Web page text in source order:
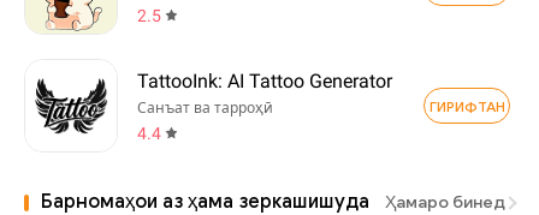
2.5
TattooInk: AI Tattoo Generator
Санъат ва тарроҳӣ
4.4
ГИРИФТАН
Барномаҳои аз ҳама зеркашишуда Ҳамаро бинед